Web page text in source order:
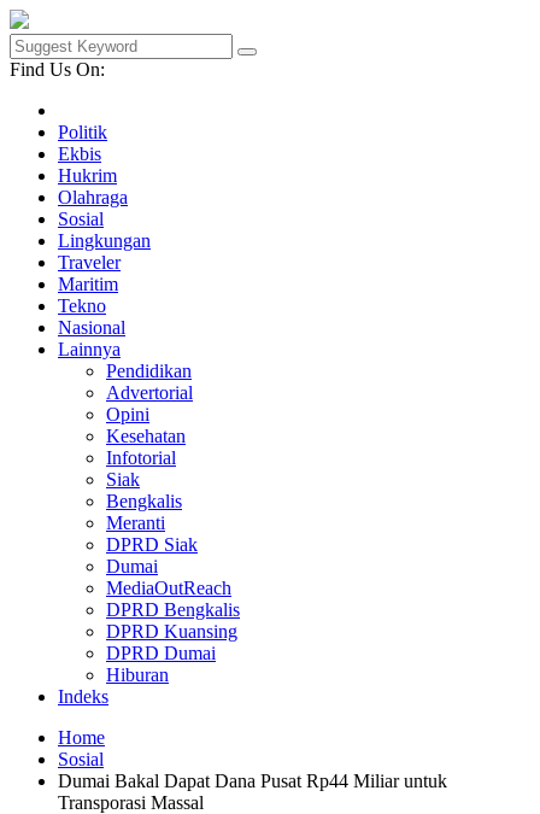
Find Us On:
Politik
Ekbis
Hukrim
Olahraga
Sosial
Lingkungan
Traveler
Maritim
Tekno
Nasional
Lainnya
Pendidikan
Advertorial
Opini
Kesehatan
Infotorial
Siak
Bengkalis
Meranti
DPRD Siak
Dumai
MediaOutReach
DPRD Bengkalis
DPRD Kuansing
DPRD Dumai
Hiburan
Indeks
Home
Sosial
Dumai Bakal Dapat Dana Pusat Rp44 Miliar untuk
Transporasi Massal